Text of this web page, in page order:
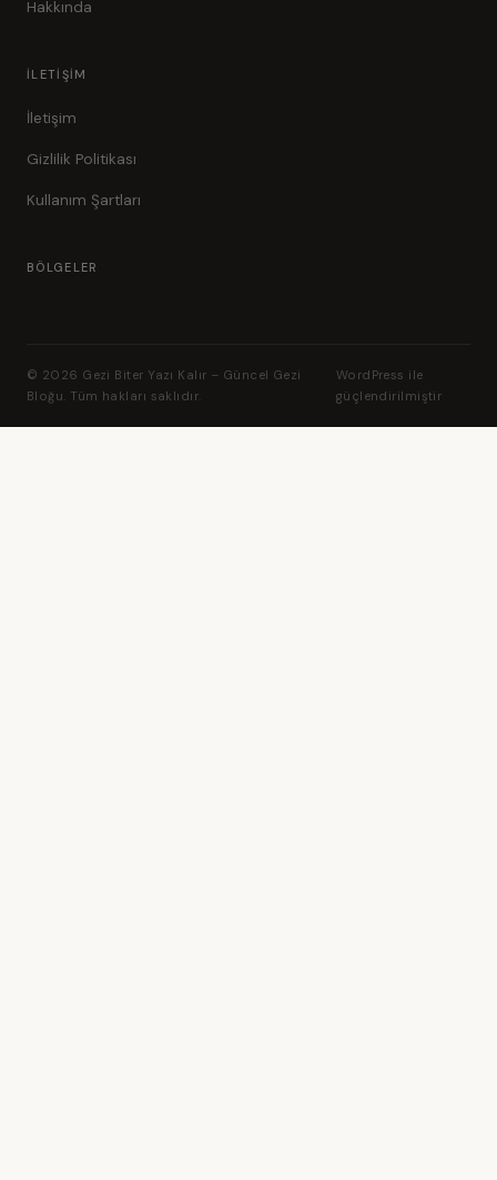
Hakkında
İLETIŞIM
İletişim
Gizlilik Politikası
Kullanım Şartları
BÖLGELER
© 2026 Gezi Biter Yazı Kalır – Güncel Gezi
Bloğu. Tüm hakları saklıdır.
WordPress ile
güçlendirilmiştir